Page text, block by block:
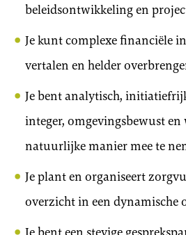
beleidsontwikkeling en
Je kunt complexe financiële
vertalen en helder
Je bent analytisch,
integer, omgevingsbewust en
natuurlijke manier mee te
Je plant en organiseert
overzicht in een dynamische